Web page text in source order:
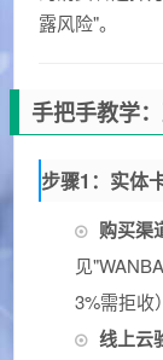
露风险"。
手把手教学
步骤1：实体
购买渠
见
3%需拒收）
线上云